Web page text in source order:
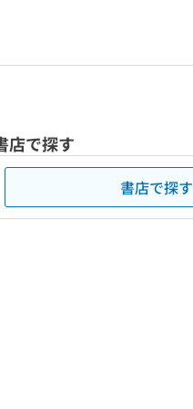
店で探す
書店で探す